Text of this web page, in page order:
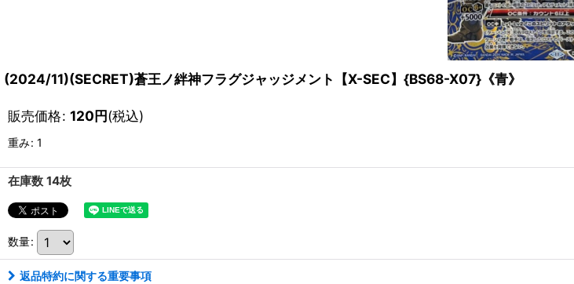
(2024/11)(SECRET)蒼王ノ絆神フラグジャッジメント【X-SEC】{BS68-X07}《青》
販売価格: 120円(税込)
重み: 1
在庫数 14枚
数量:
返品特約に関する重要事項